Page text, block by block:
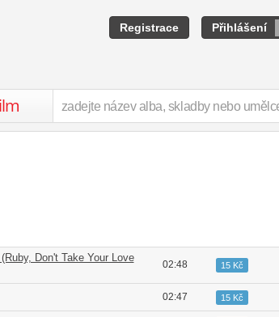
Registrace Přihlášení
Don't Take Your Love
02:48 15 Kč
02:47 15 Kč